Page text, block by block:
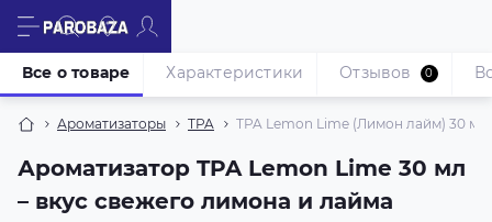
Ароматизаторы TPA TPA Lemon Lime (Лимон лайм) 30 мл
Ароматизатор TPA Lemon Lime 30 мл
– вкус свежего лимона и лайма
Все о товаре Характеристики Отзывов 0